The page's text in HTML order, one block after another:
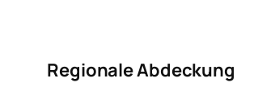
Regionale Abdeckung